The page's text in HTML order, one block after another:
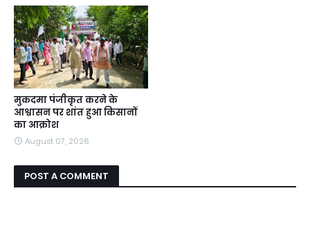
मुकदमा पंजीकृत करने के
आश्वासन पर शांत हुआ किसानों
का आक्रोश
August 07, 2026
POST A COMMENT